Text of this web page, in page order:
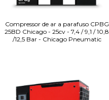
Compressor de ar a parafuso CPBG
25BD Chicago - 25cv - 7,4 / 9,1 / 10,8
/12,5 Bar - Chicago Pneumatic